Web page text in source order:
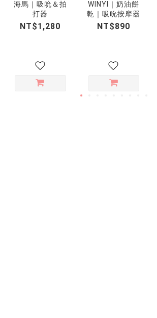
海馬｜吸吮＆拍
打器
NT$1,280
WINYI｜奶油餅
乾｜吸吮按摩器
NT$890